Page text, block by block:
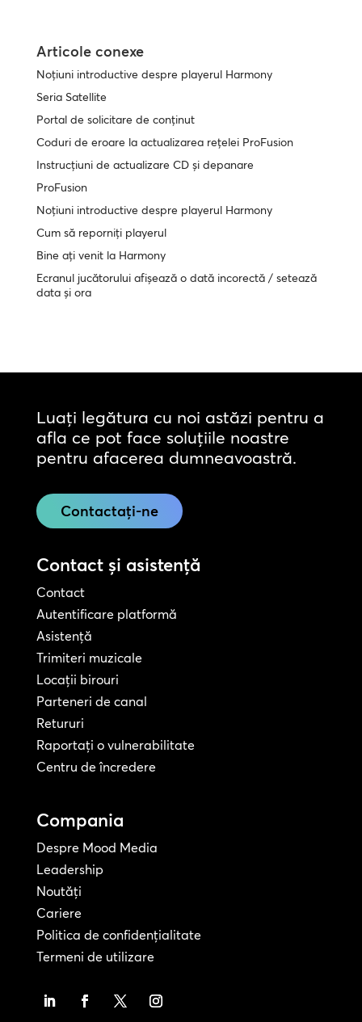
Articole conexe
Noțiuni introductive despre playerul Harmony
Seria Satellite
Portal de solicitare de conținut
Coduri de eroare la actualizarea rețelei ProFusion
Instrucțiuni de actualizare CD și depanare
ProFusion
Noțiuni introductive despre playerul Harmony
Cum să reporniți playerul
Bine ați venit la Harmony
Ecranul jucătorului afișează o dată incorectă / setează
data și ora
Luați legătura cu noi astăzi pentru a
afla ce pot face soluțiile noastre
pentru afacerea dumneavoastră.
Contactați-ne
Contact și asistență
Contact
Autentificare platformă
Asistență
Trimiteri muzicale
Locații birouri
Parteneri de canal
Retururi
Raportați o vulnerabilitate
Centru de încredere
Compania
Despre Mood Media
Leadership
Noutăți
Cariere
Politica de confidențialitate
Termeni de utilizare